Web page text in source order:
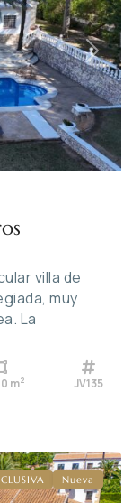
Next
villa de
muy
La
m2 JV135
Nueva